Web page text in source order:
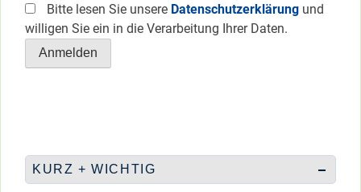
Bitte lesen Sie unsere Datenschutzerklärung und
willigen Sie ein in die Verarbeitung Ihrer Daten.
KURZ + WICHTIG